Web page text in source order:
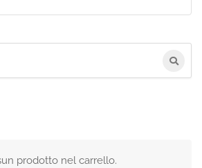
prodotto nel carrello.